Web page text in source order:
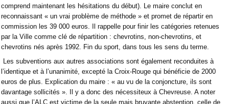
comprend maintenant les hésitations du début). Le maire conclut en
reconnaissant « un vrai problème de méthode » et promet de répartir en
commission les 39 000 euros. Il rappelle pour finir les catégories retenues
par la Ville comme clé de répartition : chevrotins, non-chevrotins, et
chevrotins nés après 1992. Fin du sport, dans tous les sens du terme.
Les subventions aux autres associations sont également reconduites à
l’identique et à l’unanimité, excepté la Croix-Rouge qui bénéficie de 2000
euros de plus. Explication du maire : « au vu de la conjoncture, ils sont
davantage sollicités ». Il y a donc des nécessiteux à Chevreuse. A noter
aussi que l’ALC est victime de la seule mais bruyante abstention, celle de